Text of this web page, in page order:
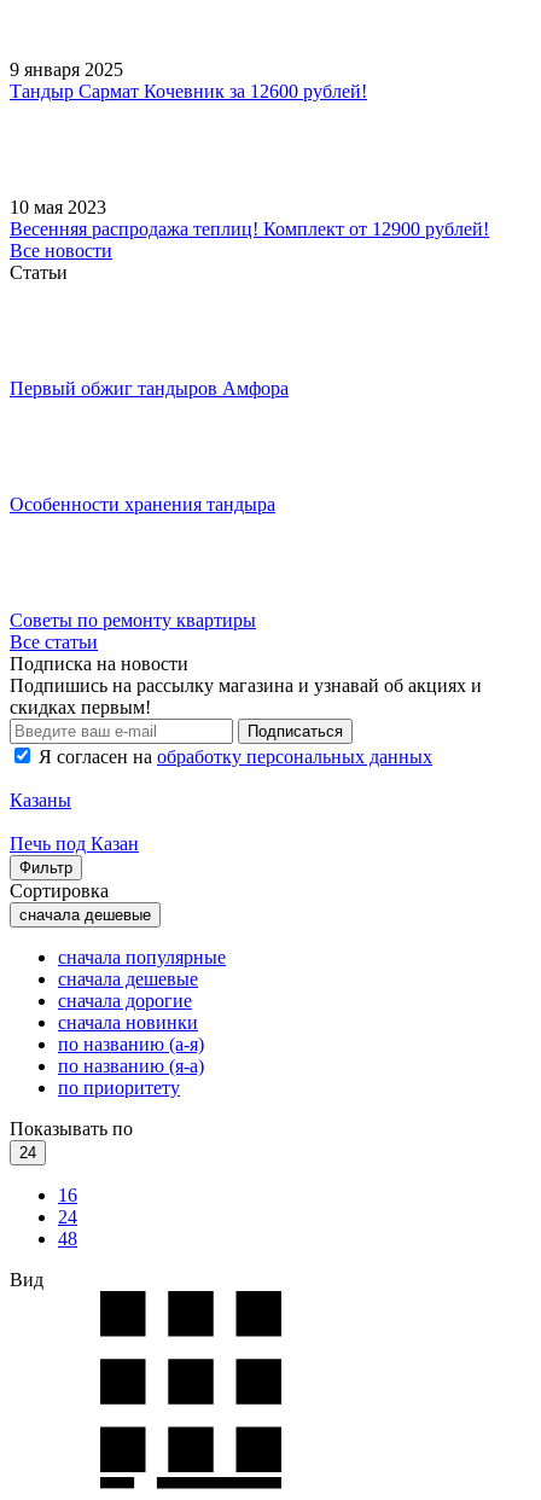
9 января 2025
Тандыр Сармат Кочевник за 12600 рублей!
10 мая 2023
Весенняя распродажа теплиц! Комплект от 12900 рублей!
Все новости
Статьи
Первый обжиг тандыров Амфора
Особенности хранения тандыра
Советы по ремонту квартиры
Все статьи
Подписка на новости
Подпишись на рассылку магазина и узнавай об акциях и
скидках первым!
Подписаться
Я согласен на обработку персональных данных
Казаны
Печь под Казан
Фильтр
Сортировка
сначала дешевые
сначала популярные
сначала дешевые
сначала дорогие
сначала новинки
по названию (а-я)
по названию (я-а)
по приоритету
Показывать по
24
16
24
48
Вид